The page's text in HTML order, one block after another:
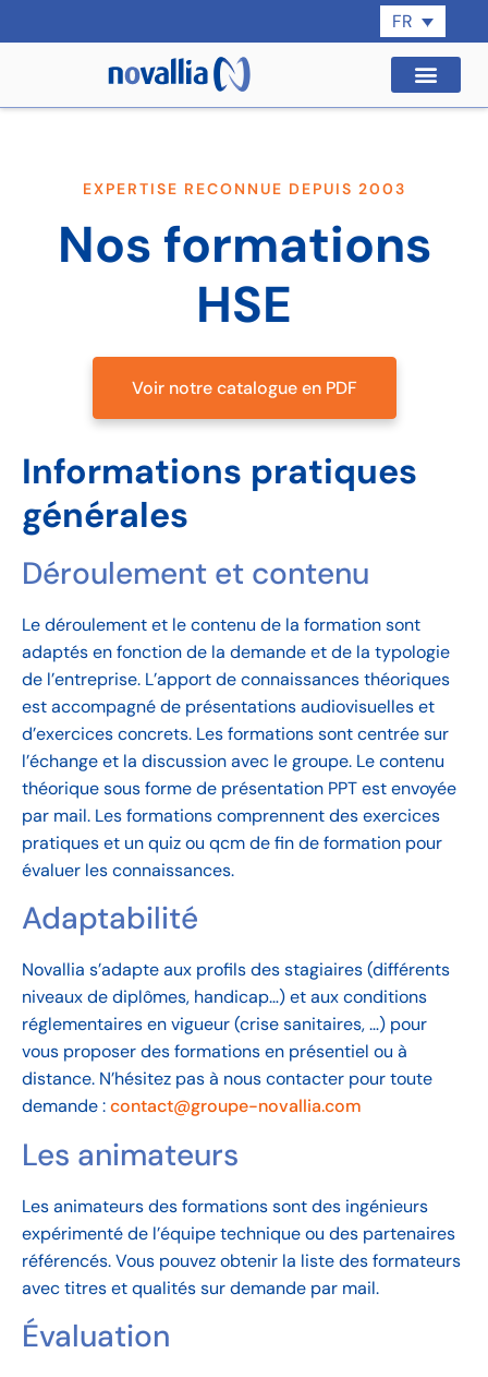
FR
EXPERTISE RECONNUE DEPUIS 2003
Nos formations
HSE
Voir notre catalogue en PDF
Informations pratiques
générales
Déroulement et contenu
Le déroulement et le contenu de la formation sont
adaptés en fonction de la demande et de la typologie
de l’entreprise. L’apport de connaissances théoriques
est accompagné de présentations audiovisuelles et
d’exercices concrets. Les formations sont centrée sur
l’échange et la discussion avec le groupe. Le contenu
théorique sous forme de présentation PPT est envoyée
par mail. Les formations comprennent des exercices
pratiques et un quiz ou qcm de fin de formation pour
évaluer les connaissances.
Adaptabilité
Novallia s’adapte aux profils des stagiaires (différents
niveaux de diplômes, handicap…) et aux conditions
réglementaires en vigueur (crise sanitaires, …) pour
vous proposer des formations en présentiel ou à
distance. N’hésitez pas à nous contacter pour toute
demande :contact@groupe-novallia.com
Les animateurs
Les animateurs des formations sont des ingénieurs
expérimenté de l’équipe technique ou des partenaires
référencés. Vous pouvez obtenir la liste des formateurs
avec titres et qualités sur demande par mail.
Évaluation